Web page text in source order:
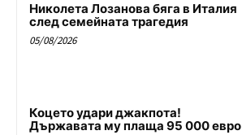
Николета Лозанова бяга в Италия
след семейната трагедия
05/08/2026
Коцето удари джакпота!
Държавата му плаща 95 000 евро